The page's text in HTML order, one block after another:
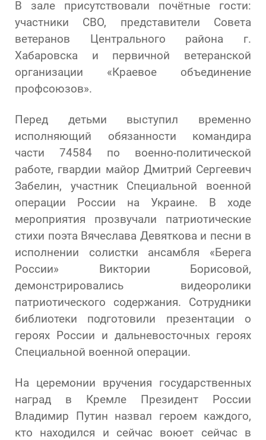
В зале присутствовали почётные гости:
участники СВО, представители Совета
ветеранов Центрального района г.
Хабаровска и первичной ветеранской
организации «Краевое объединение
профсоюзов».
Перед детьми выступил временно
исполняющий обязанности командира
части 74584 по военно-политической
работе, гвардии майор Дмитрий Сергеевич
Забелин, участник Специальной военной
операции России на Украине. В ходе
мероприятия прозвучали патриотические
стихи поэта Вячеслава Девяткова и песни в
исполнении солистки ансамбля «Берега
России» Виктории Борисовой,
демонстрировались видеоролики
патриотического содержания. Сотрудники
библиотеки подготовили презентации о
героях России и дальневосточных героях
Специальной военной операции.
На церемонии вручения государственных
наград в Кремле Президент России
Владимир Путин назвал героем каждого,
кто находился и сейчас воюет сейчас в